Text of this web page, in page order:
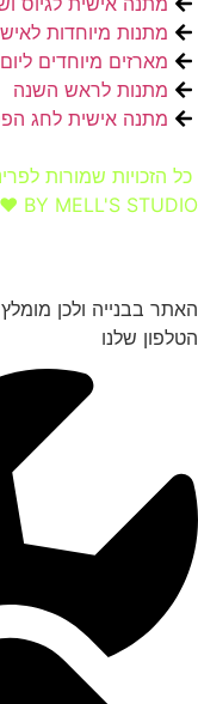
מתנות מיוחדות
מארזים מיוחדים
מתנות לראש השנה
מתנה אישית לחג
כל הזכויות שמורות לפרינטאיט
BY MELL'S STUDIO​
האתר בבנייה ולכן
הטלפון שלנו